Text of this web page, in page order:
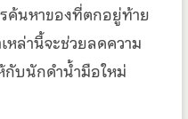
ค้นหาของที่ตกอยู่ท้าย
หล่านี้จะช่วยลดความ
กับนักดำน้ำมือใหม่